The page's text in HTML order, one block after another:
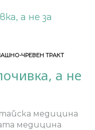
ЧРЕВЕН ТРАКТ
а не
медицина
медицина